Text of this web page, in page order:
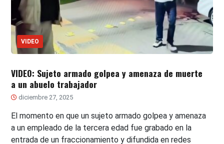
VIDEO
VIDEO: Sujeto armado golpea y amenaza de muerte
a un abuelo trabajador
diciembre 27, 2025
El momento en que un sujeto armado golpea y amenaza
a un empleado de la tercera edad fue grabado en la
entrada de un fraccionamiento y difundida en redes